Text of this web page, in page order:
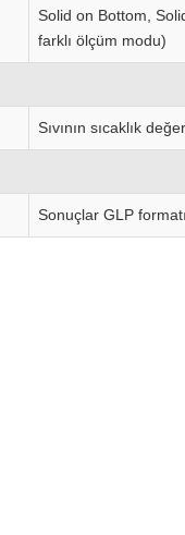
Solid on Bottom,
farklı ölçüm modu)
Sıvının sıcaklık
Sonuçlar GLP